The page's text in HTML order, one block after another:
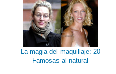
La magia del maquillaje: 20
Famosas al natural